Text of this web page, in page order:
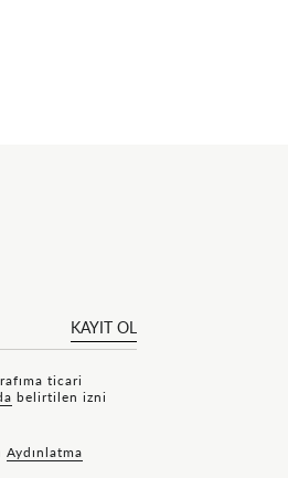
KAYIT OL
ticari
belirtilen izni
Aydınlatma